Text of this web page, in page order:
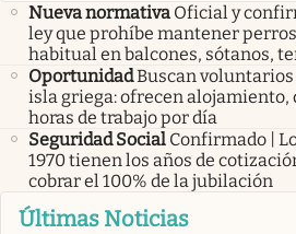
Nueva normativa Oficial y
ley que prohíbe mantener
habitual en balcones, sótanos,
OportunidadBuscan
isla griega: ofrecen alojamiento,
horas de trabajo por día
Seguridad Social Confirmado |
1970 tienen los años de
cobrar el 100% de la jubilación
Últimas Noticias